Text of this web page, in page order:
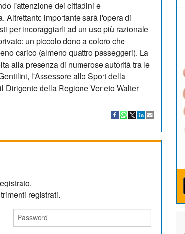
l'attenzione dei cittadini e
Altrettanto importante sarà l'opera di
per incoraggiarli ad un uso più razionale
un piccolo dono a coloro che
carico (almeno quattro passeggeri). La
alla presenza di numerose autorità tra le
l'Assessore allo Sport della
Dirigente della Regione Veneto Walter
registrati.